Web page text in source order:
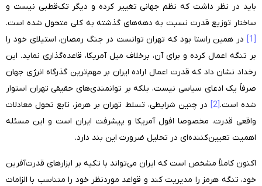
باید در نظر داشت که نظم جهانی تغییر کرده و دیگر تک‌قطبی نیست و
ساختار توزیع قدرت نسبت به دهه‌های گذشته به کلی متحول شده است.
در همین راستا بود که تهران توانست در جنگ رمضان، استیلای خود را
بر تنگه اعمال کرده و برای آن، برخلاف میل آمریکا، قاعده‌گذاری نماید. این
رخداد نشان داد که قدرت اعمال اراده ایران بر مهم‌ترین گذرگاه انرژی جهان
صرفاً یک ادعای سیاسی نیست، بلکه بر توانمندی‌های حقیقی تهران استوار
شده است. [2]
در چنین شرایطی، تسلط تهران بر هرمز، تابع تحول معادلات
واقعی قدرت، مخصوصا افول آمریکا و پیشرفت ایران است و این مسئله
اهمیت تعیین‌کننده‌ای در تحلیل ضرورت این بند دارد.
اکنون کاملاً مشخص است که ایران می‌تواند با تکیه بر ابزارهای قدرت‌آفرین
خود، تنگه هرمز را مدیریت کند و قواعد موردنظر خود را متناسب با الزامات